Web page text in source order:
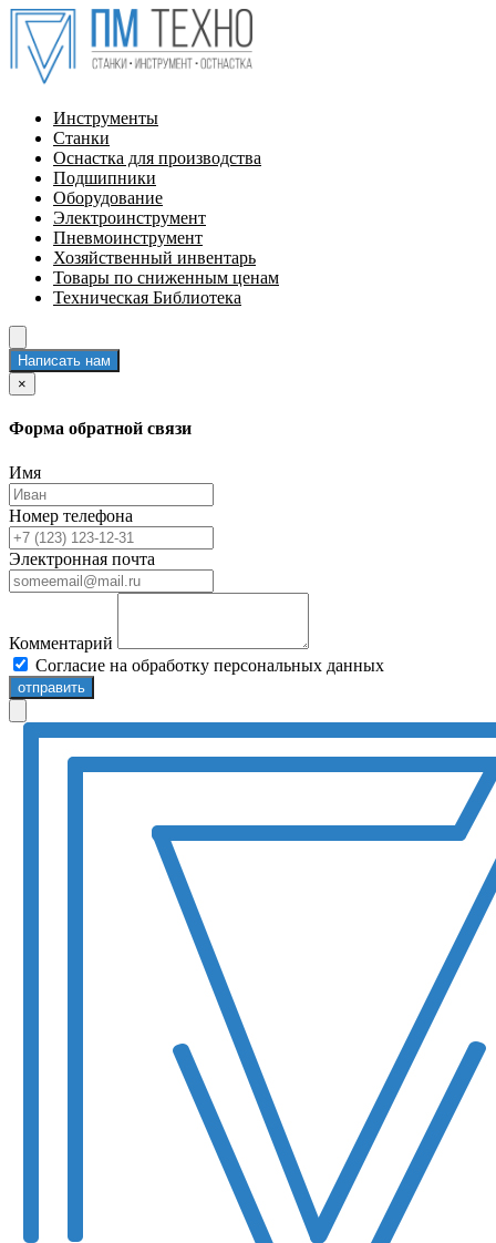
Инструменты
Станки
Оснастка для производства
Подшипники
Оборудование
Электроинструмент
Пневмоинструмент
Хозяйственный инвентарь
Товары по сниженным ценам
Техническая Библиотека
Написать нам
×
Форма обратной связи
Имя
Номер телефона
Электронная почта
Комментарий
Согласие на обработку персональных данных
отправить